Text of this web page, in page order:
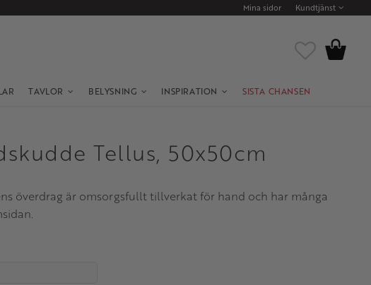
Mina sidor Kundtjänst
TAVLOR BELYSNING INSPIRATION SISTA CHANSEN
Favoriter
Kundvagn
Tellus, 50x50cm
överdrag är omsorgsfullt tillverkat för hand och har många